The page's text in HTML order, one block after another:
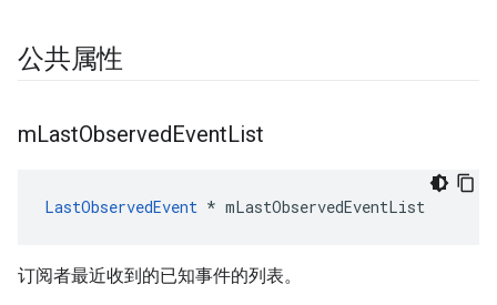
公共属性
mLastObservedEventList
LastObservedEvent * mLastObservedEventList
订阅者最近收到的已知事件的列表。